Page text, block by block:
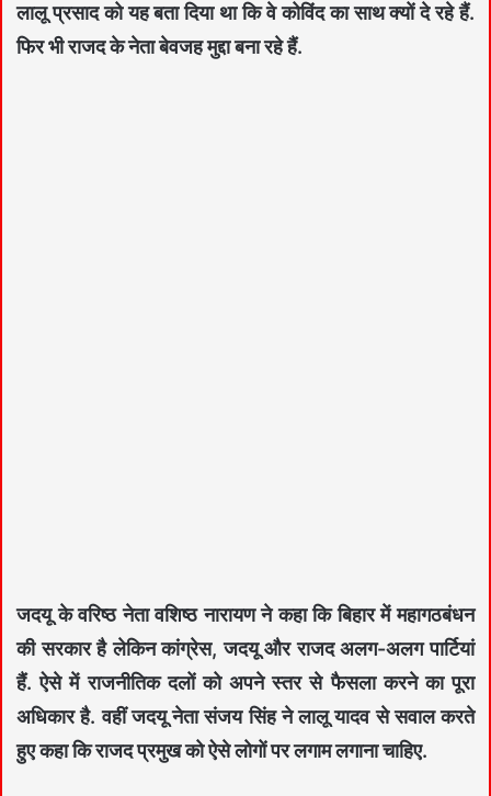
लालू प्रसाद को यह बता दिया था कि वे कोविंद का साथ क्यों दे रहे हैं.
फिर भी राजद के नेता बेवजह मुद्दा बना रहे हैं.
जदयू के वरिष्ठ नेता वशिष्ठ नारायण ने कहा कि बिहार में महागठबंधन
की सरकार है लेकिन कांग्रेस, जदयू और राजद अलग-अलग पार्टियां
हैं. ऐसे में राजनीतिक दलों को अपने स्तर से फैसला करने का पूरा
अधिकार है. वहीं जदयू नेता संजय सिंह ने लालू यादव से सवाल करते
हुए कहा कि राजद प्रमुख को ऐसे लोगों पर लगाम लगाना चाहिए.